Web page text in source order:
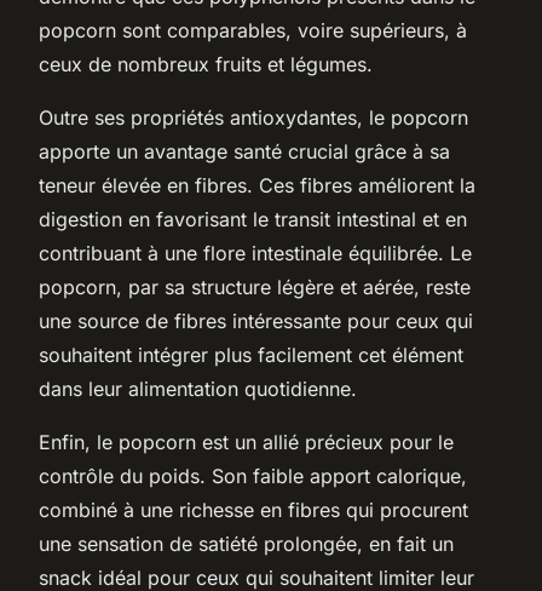
popcorn sont comparables, voire supérieurs, à
ceux de nombreux fruits et légumes.
Outre ses propriétés antioxydantes, le popcorn
apporte un avantage santé crucial grâce à sa
teneur élevée en fibres. Ces fibres améliorent la
digestion en favorisant le transit intestinal et en
contribuant à une flore intestinale équilibrée. Le
popcorn, par sa structure légère et aérée, reste
une source de fibres intéressante pour ceux qui
souhaitent intégrer plus facilement cet élément
dans leur alimentation quotidienne.
Enfin, le popcorn est un allié précieux pour le
contrôle du poids. Son faible apport calorique,
combiné à une richesse en fibres qui procurent
une sensation de satiété prolongée, en fait un
snack idéal pour ceux qui souhaitent limiter leur